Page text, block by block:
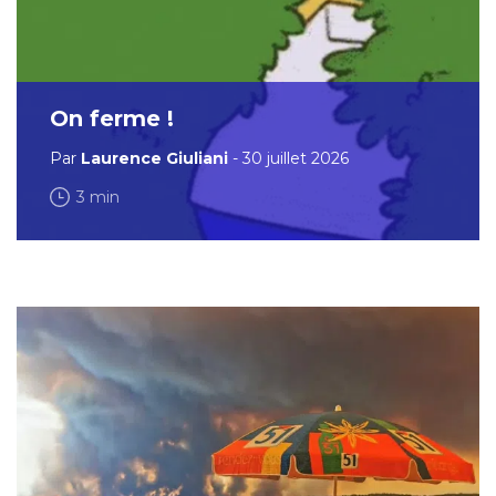
On ferme !
Par Laurence Giuliani - 30 juillet 2026
3 min